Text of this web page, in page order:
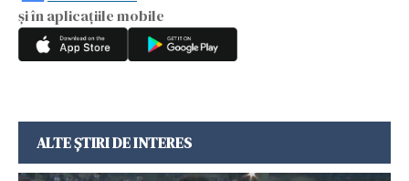
și în aplicațiile mobile
ALTE ȘTIRI DE INTERES